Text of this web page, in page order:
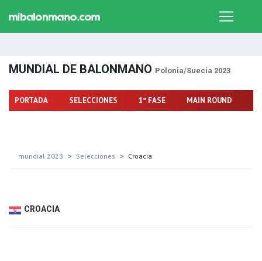
MUNDIAL DE BALONMANO Polonia/Suecia 2023
PORTADA SELECCIONES 1º FASE MAIN ROUND
mundial 2023 Selecciones Croacia
CROACIA